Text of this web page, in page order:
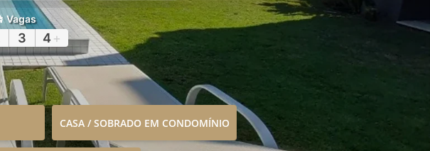
Vagas
3 4 +
CASA / SOBRADO EM CONDOMÍNIO